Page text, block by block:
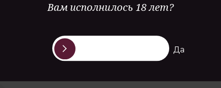
Вам исполнилось 18 лет?
Да